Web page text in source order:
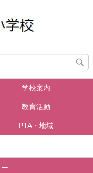
学校案内
教育活動
PTA・地域